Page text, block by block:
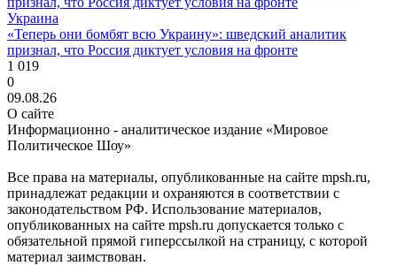
Украина
«Теперь они бомбят всю Украину»: шведский аналитик
признал, что Россия диктует условия на фронте
1 019
0
09.08.26
О сайте
Информационно - аналитическое издание «Мировое
Политическое Шоу»
Все права на материалы, опубликованные на сайте mpsh.ru,
принадлежат редакции и охраняются в соответствии с
законодательством РФ. Использование материалов,
опубликованных на сайте mpsh.ru допускается только с
обязательной прямой гиперссылкой на страницу, с которой
материал заимствован.